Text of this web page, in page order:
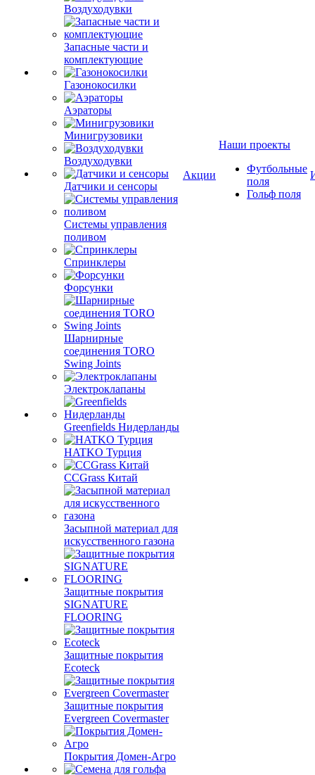
Воздуходувки
Запасные части и
комплектующие
Газонокосилки
Аэраторы
Минигрузовики
Воздуходувки
Датчики и сенсоры
Системы управления
поливом
Спринклеры
Форсунки
Шарнирные
соединения TORO
Swing Joints
Электроклапаны
Greenfields Нидерланды
HATKO Турция
CCGrass Китай
Засыпной материал для
искусственного газона
Защитные покрытия
SIGNATURE
FLOORING
Защитные покрытия
Ecoteck
Защитные покрытия
Evergreen Covermaster
Покрытия Домен-Агро
Акции
Наши проекты
Футбольные
поля
Гольф поля